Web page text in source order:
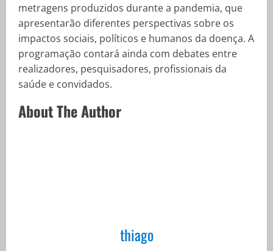
metragens produzidos durante a pandemia, que
apresentarão diferentes perspectivas sobre os
impactos sociais, políticos e humanos da doença. A
programação contará ainda com debates entre
realizadores, pesquisadores, profissionais da
saúde e convidados.
About The Author
thiago